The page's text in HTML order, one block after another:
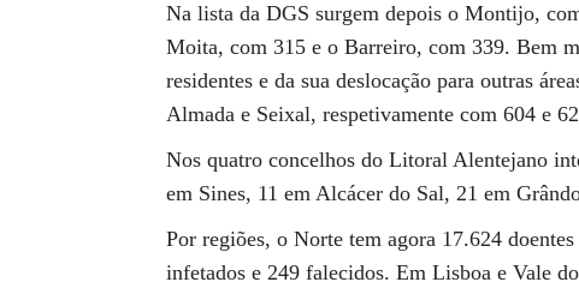
Na lista da DGS surgem depois o Montijo,
Moita, com 315 e o Barreiro, com 339. Bem
residentes e da sua deslocação para outras
Almada e Seixal, respetivamente com 604 e
Nos quatro concelhos do Litoral Alentejano
em Sines, 11 em Alcácer do Sal, 21 em
Por regiões, o Norte tem agora 17.624
infetados e 249 falecidos. Em Lisboa e Vale